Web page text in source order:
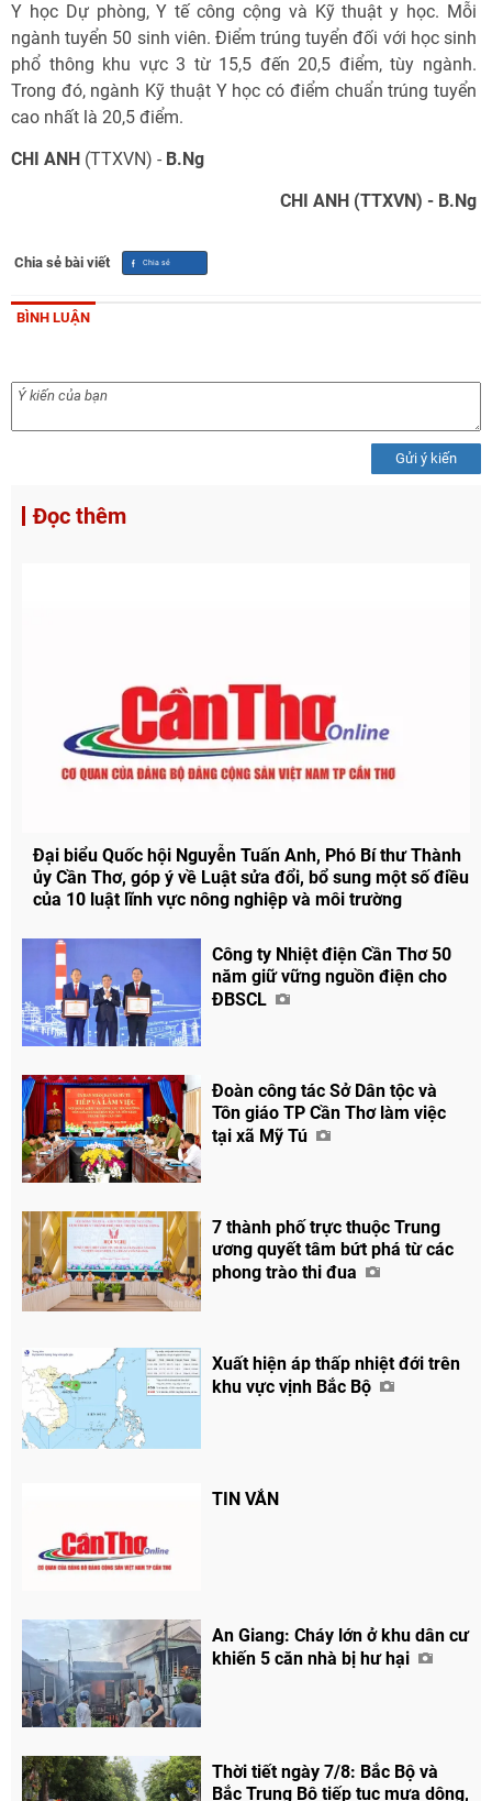
Y học Dự phòng, Y tế công cộng và Kỹ thuật y học. Mỗi
ngành tuyển 50 sinh viên. Điểm trúng tuyển đối với học sinh
phổ thông khu vực 3 từ 15,5 đến 20,5 điểm, tùy ngành.
Trong đó, ngành Kỹ thuật Y học có điểm chuẩn trúng tuyển
cao nhất là 20,5 điểm.
CHI ANH (TTXVN) - B.Ng
CHI ANH (TTXVN) - B.Ng
Chia sẻ bài viết
BÌNH LUẬN
Gửi ý kiến
Đọc thêm
Đại biểu Quốc hội Nguyễn Tuấn Anh, Phó Bí thư Thành
ủy Cần Thơ, góp ý về Luật sửa đổi, bổ sung một số điều
của 10 luật lĩnh vực nông nghiệp và môi trường
Công ty Nhiệt điện Cần Thơ 50
năm giữ vững nguồn điện cho
ĐBSCL
Đoàn công tác Sở Dân tộc và
Tôn giáo TP Cần Thơ làm việc
tại xã Mỹ Tú
7 thành phố trực thuộc Trung
ương quyết tâm bứt phá từ các
phong trào thi đua
Xuất hiện áp thấp nhiệt đới trên
khu vực vịnh Bắc Bộ
TIN VẮN
An Giang: Cháy lớn ở khu dân cư
khiến 5 căn nhà bị hư hại
Thời tiết ngày 7/8: Bắc Bộ và
Bắc Trung Bộ tiếp tục mưa dông,